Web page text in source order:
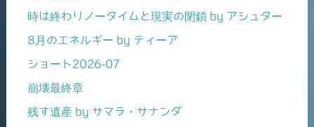
時は終わりノータイムと現実の閉鎖 by アシュター
8月のエネルギー by ティーア
ショート2026-07
崩壊最終章
残す遺産 by サマラ・サナンダ